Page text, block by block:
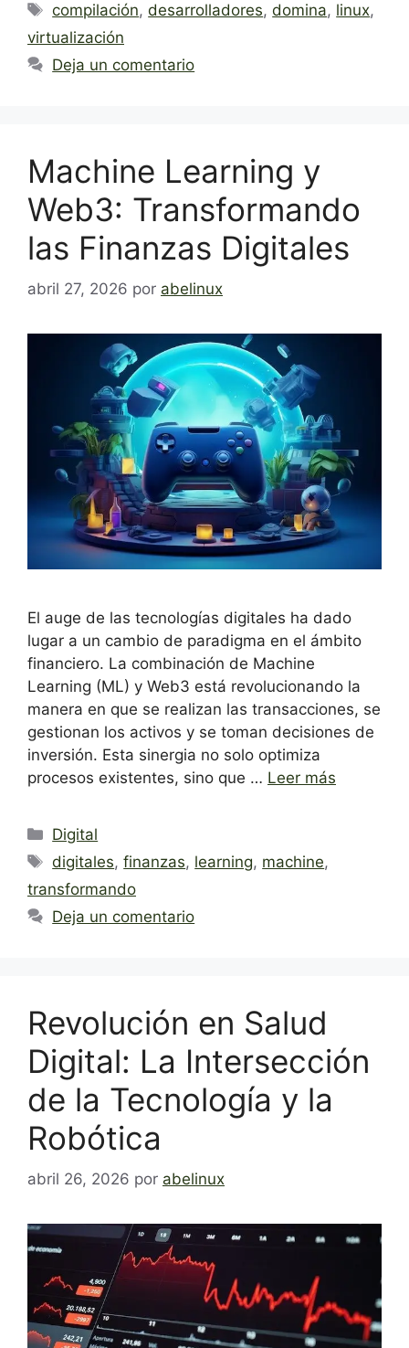
Etiquetas
compilación,desarrolladores,domina, linux,
virtualización
Deja un comentario
Machine Learning y
Web3: Transformando
las Finanzas Digitales
abril 27, 2026 por abelinux
El auge de las tecnologías digitales ha dado
lugar a un cambio de paradigma en el ámbito
financiero. La combinación de Machine
Learning (ML) y Web3 está revolucionando la
manera en que se realizan las transacciones, se
gestionan los activos y se toman decisiones de
inversión. Esta sinergia no solo optimiza
procesos existentes, sino que … Leer más
Categorías
Digital
Etiquetas
digitales,finanzas, learning, machine,
transformando
Deja un comentario
Revolución en Salud
Digital: La Intersección
de la Tecnología y la
Robótica
abril 26, 2026 por abelinux